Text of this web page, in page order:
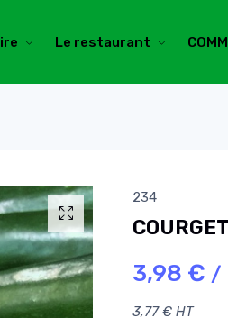
Le restaurant
234
3,98 € /
3,77 € HT